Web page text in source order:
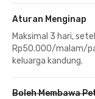
Aturan Menginap
Maksimal 3 hari,
Rp50.000/malam/
keluarga kandung.
Boleh Membawa